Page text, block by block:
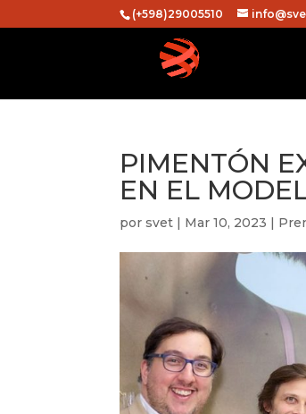
(+598)29005510
PIMENTÓN
EN EL
porsvet | Mar 10, 2023 |